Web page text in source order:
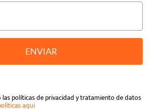
ENVIAR
las políticas de privacidad y tratamiento de datos